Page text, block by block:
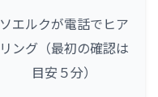
ソエルクが電話でヒア
リング（最初の確認は
目安５分）